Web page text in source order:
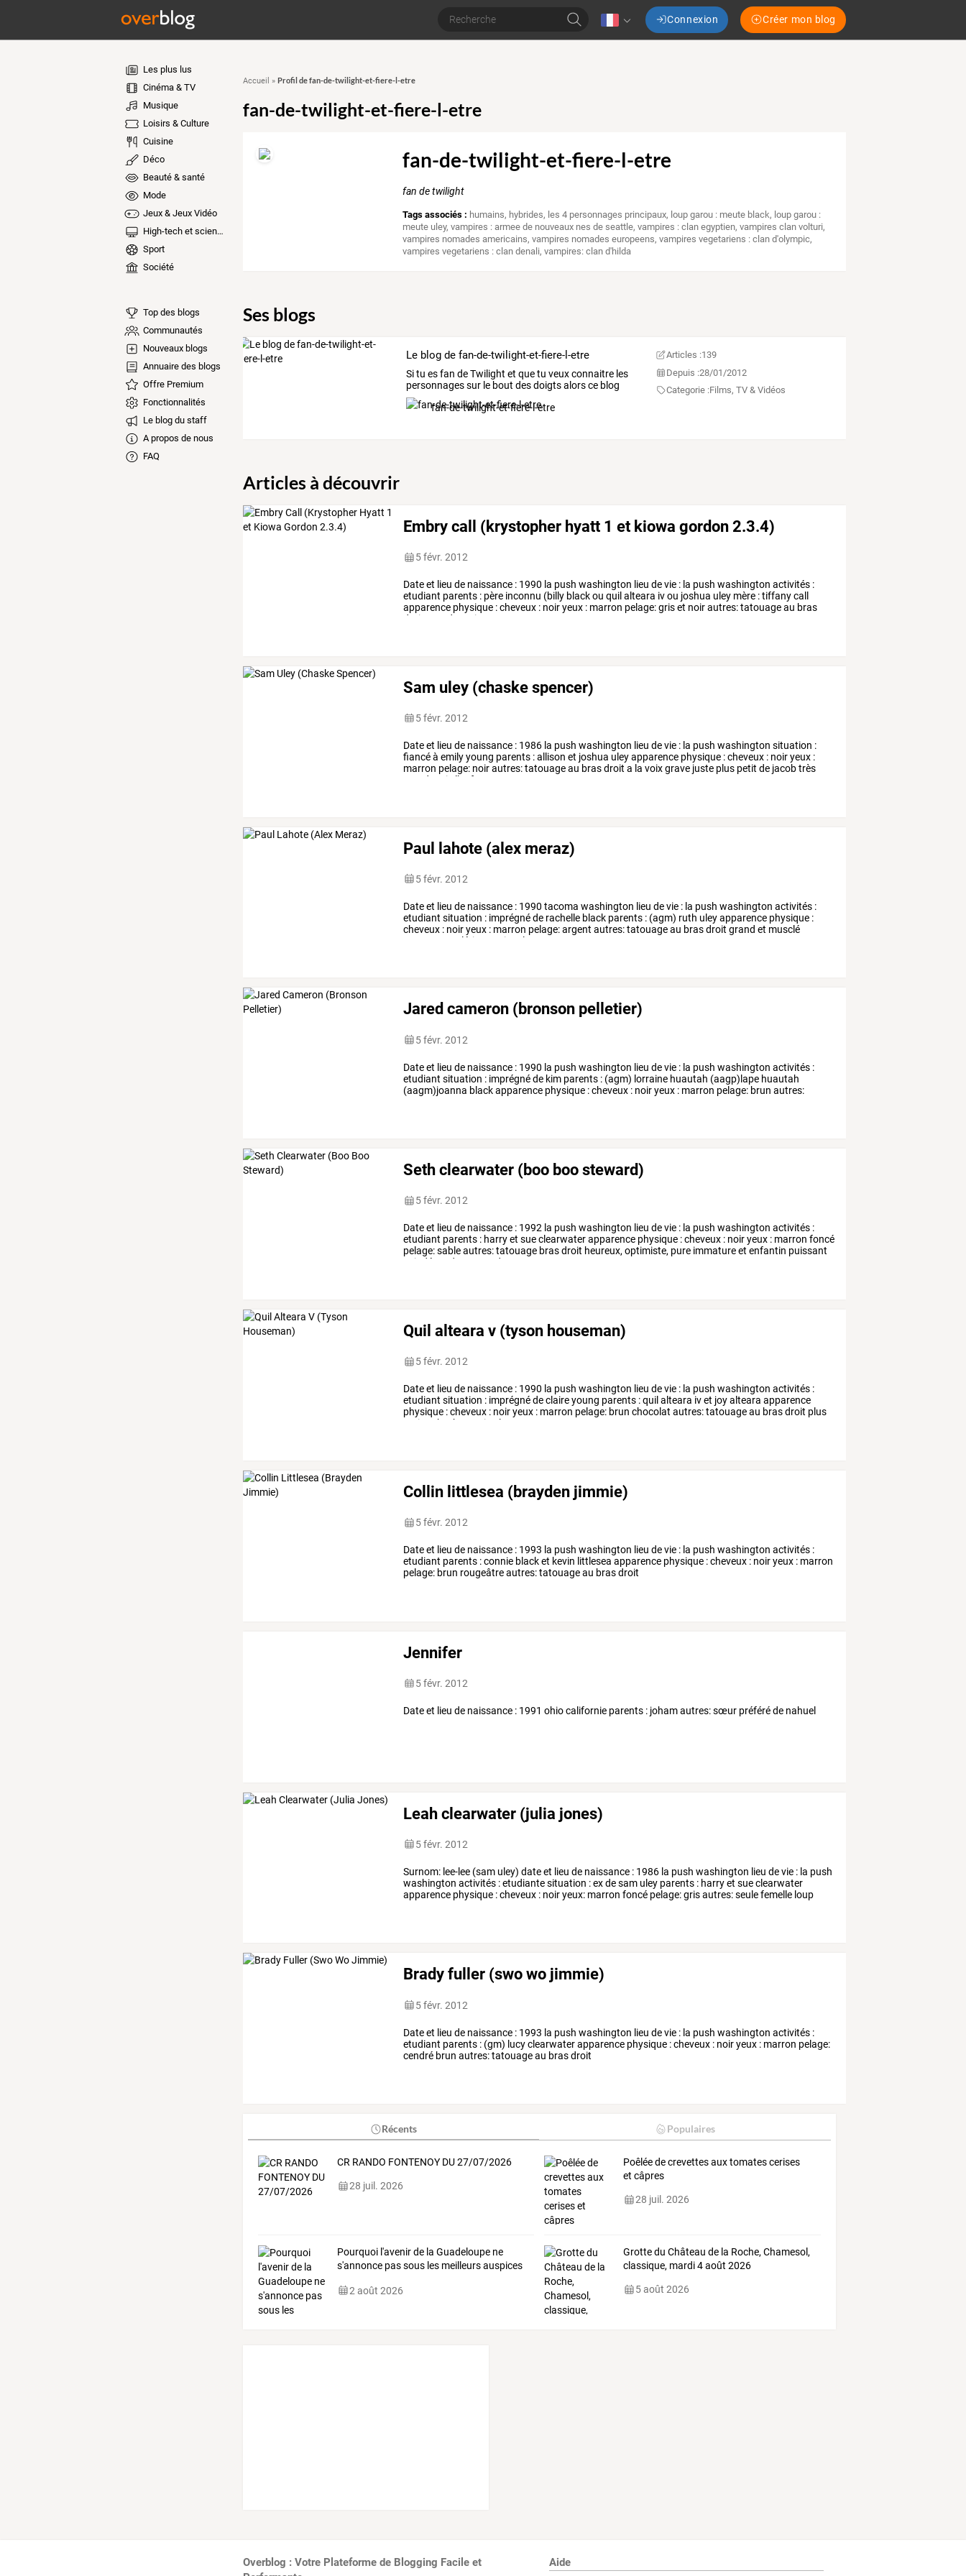
Connexion Créer mon blog
Les plus lus
Cinéma & TV
Musique
Loisirs & Culture
Cuisine
Déco
Beauté & santé
Mode
Jeux & Jeux Vidéo
High-tech et sciences
Sport
Société
Top des blogs
Communautés
Nouveaux blogs
Annuaire des blogs
Offre Premium
Fonctionnalités
Le blog du staff
A propos de nous
FAQ
Accueil » Profil de fan-de-twilight-et-fiere-l-etre
fan-de-twilight-et-fiere-l-etre
fan-de-twilight-et-fiere-l-etre
fan de twilight
Tags associés : humains, hybrides, les 4 personnages principaux, loup garou : meute black, loup garou :
meute uley,vampires : armee de nouveaux nes de seattle,vampires : clan egyptien,vampires clan volturi,
vampires nomades americains,vampires nomades europeens,vampires vegetariens : clan d'olympic,
vampires vegetariens : clan denali,vampires: clan d'hilda
Ses blogs
Le blog de fan-de-twilight-et-fiere-l-etre
Situ esfan deTwilight et quetu veuxconnaitreles
personnagessurlebout desdoigtsalorsceblog
est
fan-de-twilight-et-fiere-l-etre
Articles :139
Depuis :28/01/2012
Categorie :Films, TV & Vidéos
Articles à découvrir
Embry call (krystopher hyatt 1 et kiowa gordon 2.3.4)
5 févr. 2012
Dateet lieu de naissance : 1990 la push washington lieu devie : la push washington activités :
etudiant parents : père inconnu (billy blackou quil alteara ivou joshua uley mère :tiffanycall
apparence physique :cheveux : noiryeux : marron pelage:griset noirautres:tatouageau bras
droit
grand mince
Sam uley (chaske spencer)
5 févr. 2012
Dateet lieu de naissance : 1986 la push washington lieu devie : la push washington situation :
fiancéà emilyyoung parents :allison et joshua uleyapparence physique :cheveux : noiryeux :
marron pelage: noirautres:tatouageau brasdroit a la voixgrave juste plus petit de jacobtrès
depuis l’enfance
Paul lahote (alex meraz)
5 févr. 2012
Dateet lieu de naissance : 1990 tacoma washington lieu devie : la push washington activités :
etudiant situation : imprégnéde rachelle black parents : (agm) ruth uleyapparence physique :
cheveux : noiryeux : marron pelage:argent autres:tatouageau brasdroit grand et musclé
colérique insolent
Jared cameron (bronson pelletier)
5 févr. 2012
Dateet lieu de naissance : 1990 la push washington lieu devie : la push washington activités :
etudiant situation : imprégnéde kim parents : (agm) lorraine huautah (aagp)lape huautah
(aagm)joanna blackapparence physique :cheveux : noiryeux : marron pelage: brun autres:
Seth clearwater (boo boo steward)
5 févr. 2012
Dateet lieu de naissance : 1992 la push washington lieu devie : la push washington activités :
etudiant parents : harryet sueclearwaterapparence physique :cheveux : noiryeux : marron foncé
pelage:sableautres:tatouage brasdroit heureux,optimiste, pure immatureet enfantin puissant
indépendant quand
Quil alteara v (tyson houseman)
5 févr. 2012
Dateet lieu de naissance : 1990 la push washington lieu devie : la push washington activités :
etudiant situation : imprégnédeclaireyoung parents :quil alteara ivet joyalteara apparence
physique :cheveux : noiryeux : marron pelage: brun chocolat autres:tatouageau brasdroit plus
petit
qu’embry mais plus
Collin littlesea (brayden jimmie)
5 févr. 2012
Date et lieu de naissance : 1993 la push washington lieu de vie : la push washington activités :
etudiant parents : connie black et kevin littlesea apparence physique : cheveux : noir yeux : marron
pelage: brun rougeâtre autres: tatouage au bras droit
Jennifer
5 févr. 2012
Date et lieu de naissance : 1991 ohio californie parents : joham autres: sœur préféré de nahuel
Leah clearwater (julia jones)
5 févr. 2012
Surnom: lee-lee (sam uley) dateet lieu de naissance : 1986 la push washington lieu devie : la push
washington activités :etudiantesituation :exdesam uley parents : harryet sueclearwater
apparence physique :cheveux : noiryeux: marron foncé pelage:grisautres:seulefemelle loup
Brady fuller (swo wo jimmie)
5 févr. 2012
Date et lieu de naissance : 1993 la push washington lieu de vie : la push washington activités :
etudiant parents : (gm) lucy clearwater apparence physique : cheveux : noir yeux : marron pelage:
cendré brun autres: tatouage au bras droit
Récents Populaires
CR RANDO FONTENOY DU 27/07/2026
28 juil. 2026
Poêlée de crevettes aux tomates cerises
et câpres
28 juil. 2026
Pourquoil'avenirdela Guadeloupene
s'annoncepassouslesmeilleursauspices
2 août 2026
Grotte du Château de la Roche, Chamesol,
classique, mardi 4 août 2026
5 août 2026
Overblog : Votre Plateforme de Blogging Facile et
Aide